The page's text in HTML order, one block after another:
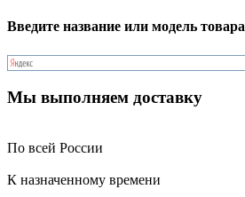
Введите название или модель товара
Мы выполняем доставку
По всей России
К назначенному времени